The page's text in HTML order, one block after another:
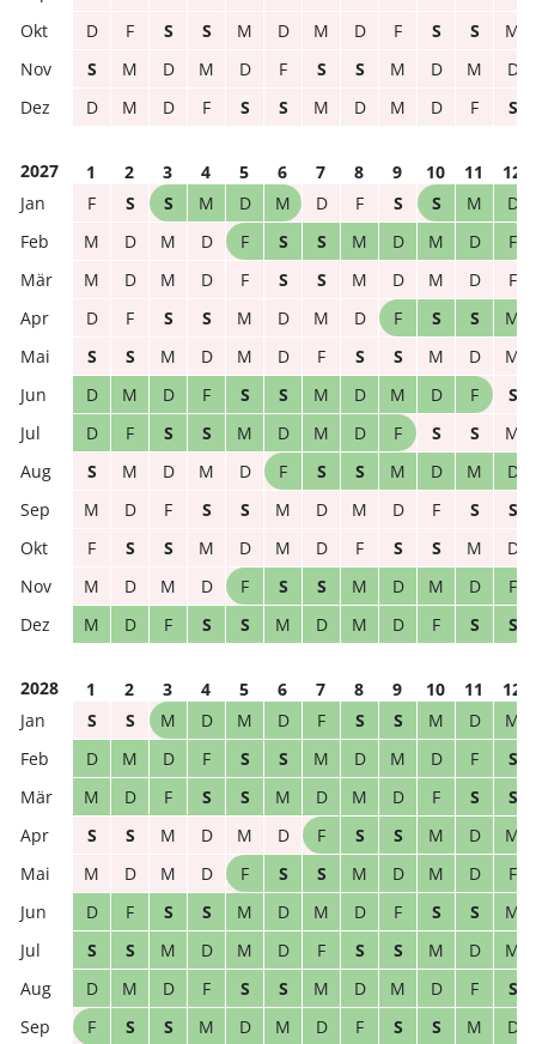
D
F S S M D M D F S S
M
S
M D M D F S S M D M
D
D
M D F S S M D M D F S
2027 1 2 3 4 5 6 7 8 9 10 11
12
F
S S M D M D F S S M
D
M
D M D F S S M D M D
F
M
D M D F S S M D M D
F
D
F S S M D M D F S S
M
S
S M D M D F S S M D
M
D
M D F S S M D M D F
S
D
F S S M D M D F S S
M
S
M D M D F S S M D M
D
M
D F S S M D M D F S
S
F
S S M D M D F S S M
D
M
D M D F S S M D M D
F
M
D F S S M D M D F S S
2028 1 2 3 4 5 6 7 8 9 10 11
12
S
S M D M D F S S M D
M
D
M D F S S M D M D F
S
M
D F S S M D M D F S
S
S
S M D M D F S S M D
M
M
D M D F S S M D M D
F
D
F S S M D M D F S S
M
S
S M D M D F S S M D
M
D
M D F S S M D M D F
S
F
S S M D M D F S S M D